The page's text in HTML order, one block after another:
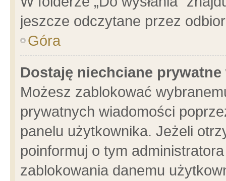
jeszcze odczytane przez
Góra
Dostaję niechciane
Możesz zablokować
prywatnych wiadomości
panelu użytkownika. Jeżeli
poinformuj o tym
zablokowania danemu